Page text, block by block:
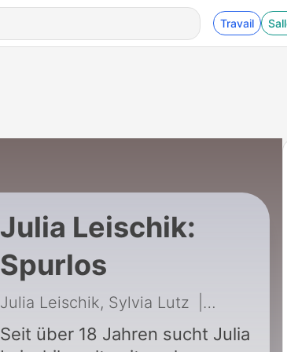
Travail
Julia Leischik:
Spurlos
Julia Leischik, Sylvia Lutz 97 - #96
Seit über 18 Jahren sucht Julia